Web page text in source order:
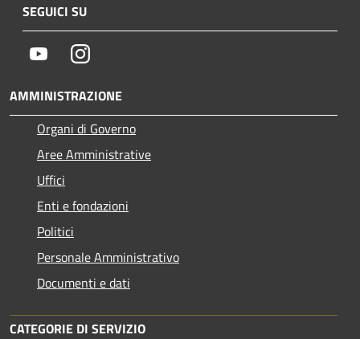
SEGUICI SU
YoutubeInstagram
AMMINISTRAZIONE
Organi di Governo
Aree Amministrative
Uffici
Enti e fondazioni
Politici
Personale Amministrativo
Documenti e dati
CATEGORIE DI SERVIZIO